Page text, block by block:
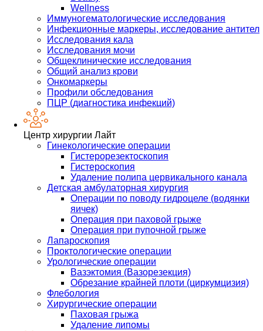
Wellness
Иммуногематологические исследования
Инфекционные маркеры, исследование антител
Исследования кала
Исследования мочи
Общеклинические исследования
Общий анализ крови
Онкомаркеры
Профили обследования
ПЦР (диагностика инфекций)
Центр хирургии Лайт
Гинекологические операции
Гистерорезектоскопия
Гистероскопия
Удаление полипа цервикального канала
Детская амбулаторная хирургия
Операции по поводу гидроцеле (водянки
яичек)
Операция при паховой грыже
Операция при пупочной грыже
Лапароскопия
Проктологические операции
Урологические операции
Вазэктомия (Вазорезекция)
Обрезание крайней плоти (циркумцизия)
Флебология
Хирургические операции
Паховая грыжа
Удаление липомы